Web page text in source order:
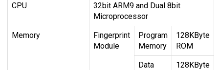
CPU
32bit ARM9 and Dual 8bit
Microprocessor
Memory
Fingerprint
Module
Program
Memory
128KByte
ROM
Data
128KByte